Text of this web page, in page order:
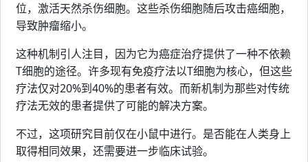
位，激活天然杀伤细胞。这些杀伤细胞随后攻击癌细胞，
导致肿瘤缩小。
这种机制引人注目，因为它为癌症治疗提供了一种不依赖
T细胞的途径。许多现有免疫疗法以T细胞为核心，但这些
疗法仅对20%到40%的患者有效。而新机制为那些对传统
疗法无效的患者提供了可能的解决方案。
不过，这项研究目前仅在小鼠中进行。是否能在人类身上
取得相同效果，还需要进一步临床试验。